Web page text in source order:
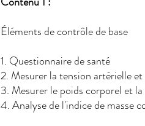
Éléments de contrôle de base
1. Questionnaire de santé
2. Mesurer la tension artérielle et
3. Mesurer le poids corporel
4. Analyse de l'indice de masse